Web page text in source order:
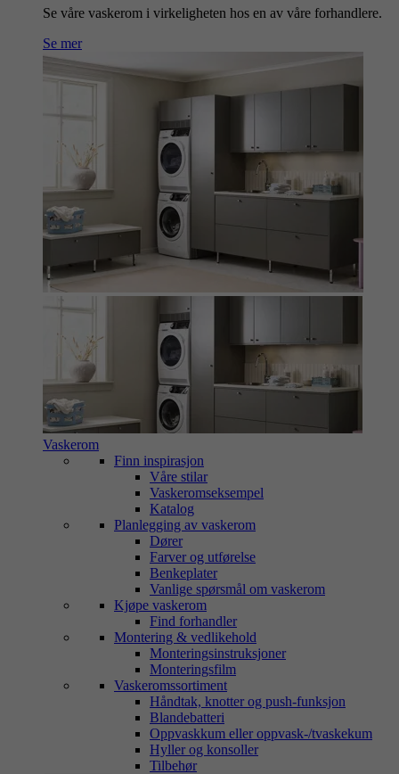
Se våre vaskerom i virkeligheten hos en av våre forhandlere.
Se mer
Vaskerom
Finn inspirasjon
Våre stilar
Vaskeromseksempel
Katalog
Planlegging av vaskerom
Dører
Farver og utførelse
Benkeplater
Vanlige spørsmål om vaskerom
Kjøpe vaskerom
Find forhandler
Montering & vedlikehold
Monteringsinstruksjoner
Monteringsfilm
Vaskeromssortiment
Håndtak, knotter og push-funksjon
Blandebatteri
Oppvaskkum eller oppvask-/tvaskekum
Hyller og konsoller
Tilbehør